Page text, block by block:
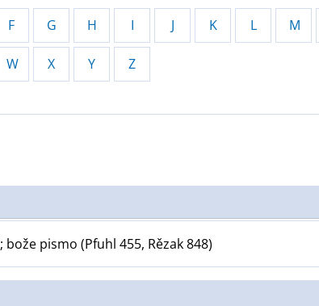
F G H I J K L M
W X Y Z
pismo (Pfuhl 455, Rězak 848)